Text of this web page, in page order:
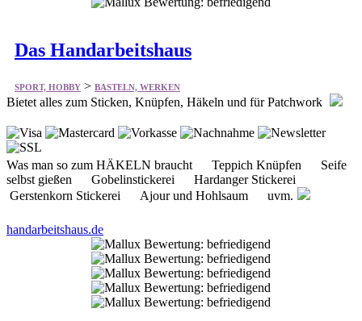
Das Handarbeitshaus
SPORT, HOBBY > BASTELN, WERKEN
Bietet alles zum Sticken, Knüpfen, Häkeln und für Patchwork
Was man so zum HÄKELN braucht Teppich Knüpfen Seife
selbst gießen Gobelinstickerei Hardanger Stickerei
Gerstenkorn Stickerei Ajour und Hohlsaum uvm.
handarbeitshaus.de